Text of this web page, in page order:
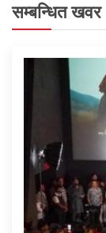
सम्बन्धित खवर